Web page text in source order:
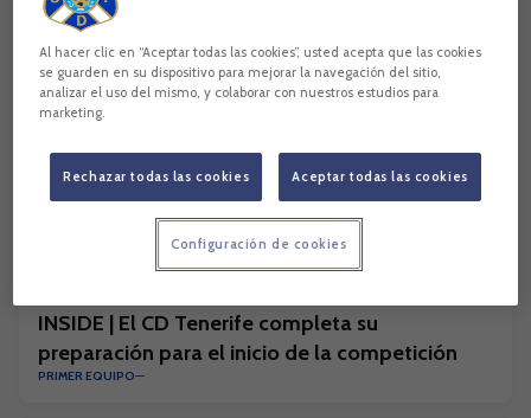
INSIDE | El CD Tenerife completa su
preparación para el inicio de la competición
PRIMER EQUIPO
Al hacer clic en “Aceptar todas las cookies”, usted acepta que las cookies
se guarden en su dispositivo para mejorar la navegación del sitio,
analizar el uso del mismo, y colaborar con nuestros estudios para
marketing.
Rechazar todas las cookies Aceptar todas las cookies
Configuración de cookies